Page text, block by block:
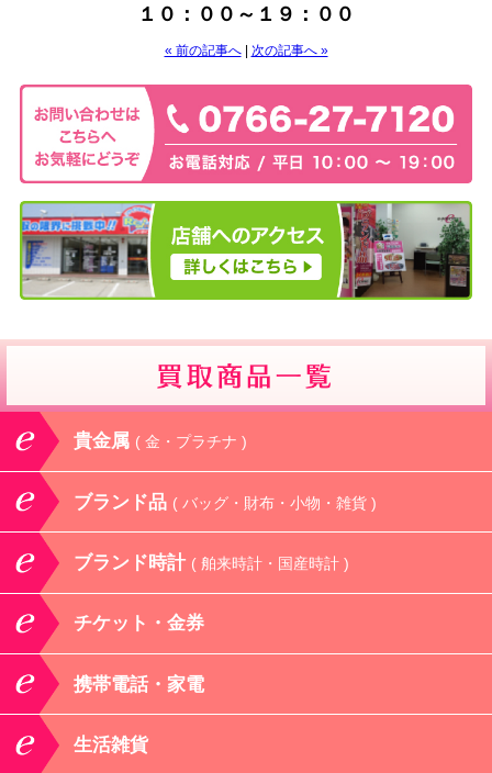
１０：００～１９：００
« 前の記事へ| 次の記事へ »
貴金属 ( 金・プラチナ )
ブランド品 ( バッグ・財布・小物・雑貨 )
ブランド時計 ( 舶来時計・国産時計 )
チケット・金券
携帯電話・家電
生活雑貨